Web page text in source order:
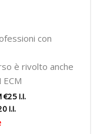
con
è rivolto anche
€25 I.I.
I.I.